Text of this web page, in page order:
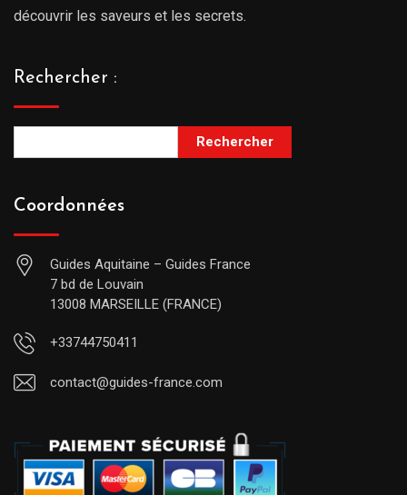
découvrir les saveurs et les secrets.
Rechercher :
Rechercher
Coordonnées
Guides Aquitaine – Guides France
7 bd de Louvain
13008 MARSEILLE (FRANCE)
+33744750411
contact@guides-france.com